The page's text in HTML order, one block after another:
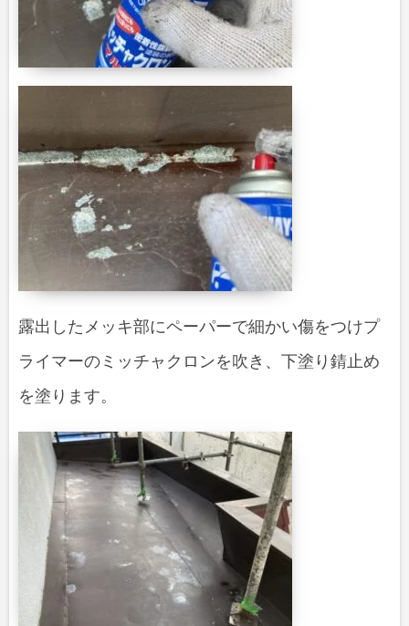
露出したメッキ部にペーパーで細かい傷をつけプ
ライマーのミッチャクロンを吹き、下塗り錆止め
を塗ります。